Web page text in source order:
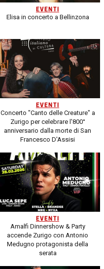
EVENTI
Elisa in concerto a Bellinzona
EVENTI
Concerto "Canto delle Creature" a
Zurigo per celebrare l'800°
anniversario dalla morte di San
Francesco D'Assisi
EVENTI
Amalfi Dinnershow & Party
accende Zurigo con Antonio
Medugno protagonista della
serata